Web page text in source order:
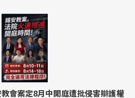
會案定8月中開庭遭批侵害辯護權